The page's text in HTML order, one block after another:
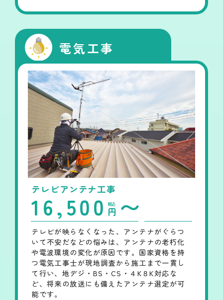
電気工事
テレビアンテナ工事
16,500 円 〜
税込
テレビが映らなくなった、アンテナがぐらつ
いて不安だなどの悩みは、アンテナの老朽化
や電波環境の変化が原因です。国家資格を持
つ電気工事士が現地調査から施工まで一貫し
て行い、地デジ・BS・CS・４K８K対応な
ど、将来の放送にも備えたアンテナ選定が可
能です。